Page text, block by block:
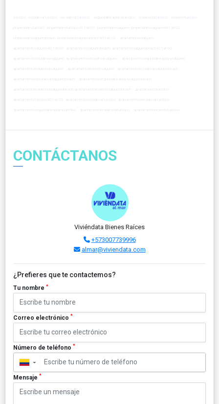
CONTÁCTANOS
Viviéndata Bienes Raíces
+573007739996
almar@viviendata.com
¿Prefieres que te contactemos?
Tu nombre *
Correo electrónico *
Número de teléfono *
▼
Mensaje *